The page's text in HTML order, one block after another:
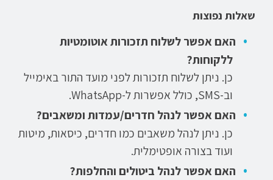
שאלות נפוצות
האם אפשר לשלוח תזכורות אוטומטיות
ללקוחות?
כן. ניתן לשלוח תזכורות לפני מועד התור באימייל
וב-SMS, כולל אפשרות ל-WhatsApp.
האם אפשר לנהל חדרים/עמדות ומשאבים?
כן. ניתן לנהל משאבים כמו חדרים, כיסאות, מיטות
ועוד בצורה אופטימלית.
האם אפשר לנהל ביטולים והחלפות?